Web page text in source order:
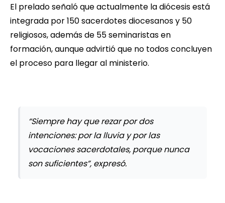
El prelado señaló que actualmente la diócesis está
integrada por 150 sacerdotes diocesanos y 50
religiosos, además de 55 seminaristas en
formación, aunque advirtió que no todos concluyen
el proceso para llegar al ministerio.
“Siempre hay que rezar por dos
intenciones: por la lluvia y por las
vocaciones sacerdotales, porque nunca
son suficientes”, expresó.